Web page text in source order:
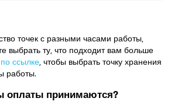
точек с разными часами работы,
выбрать ту, что подходит вам больше
по ссылке, чтобы выбрать точку хранения
работы.
оплаты принимаются?